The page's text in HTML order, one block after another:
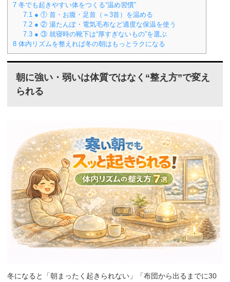
7 冬でも起きやすい体をつくる“温め習慣”
7.1 ● ① 首・お腹・足首（＝3首）を温める
7.2 ● ② 湯たんぽ・電気毛布など適度な保温を使う
7.3 ● ③ 就寝時の靴下は“厚すぎないもの”を選ぶ
8 体内リズムを整えれば冬の朝はもっとラクになる
朝に強い・弱いは体質ではなく“整え方”で変え
られる
冬になると「朝まったく起きられない」「布団から出るまでに30